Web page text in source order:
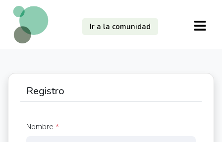
Ir a la comunidad
Registro
Nombre *